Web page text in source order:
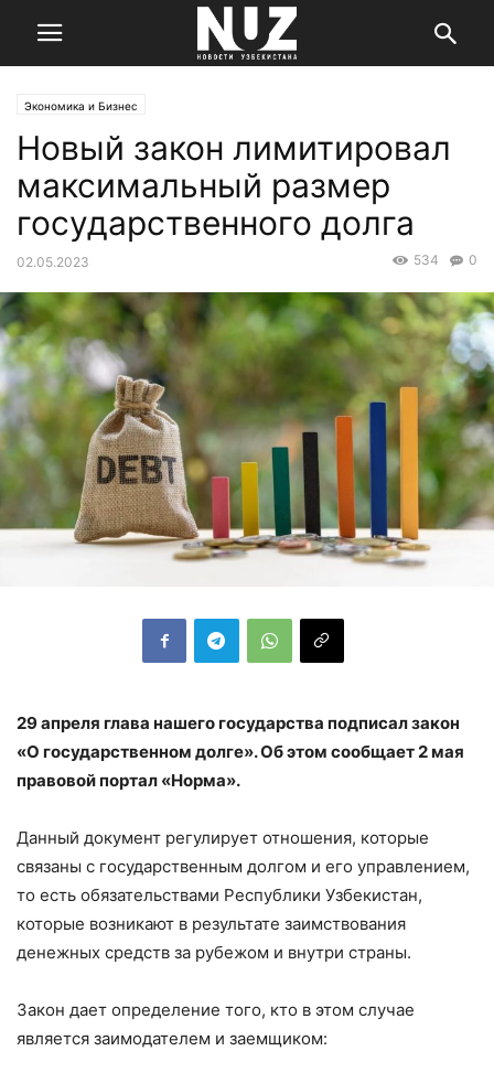
Экономика и Бизнес
Новый закон лимитировал
максимальный размер
государственного долга
02.05.2023 0
534
29 апреля глава нашего государства подписал закон
«О государственном долге». Об этом сообщает 2 мая
правовой портал «Норма».
Данный документ регулирует отношения, которые
связаны с государственным долгом и его управлением,
то есть обязательствами Республики Узбекистан,
которые возникают в результате заимствования
денежных средств за рубежом и внутри страны.
Закон дает определение того, кто в этом случае
является заимодателем и заемщиком: